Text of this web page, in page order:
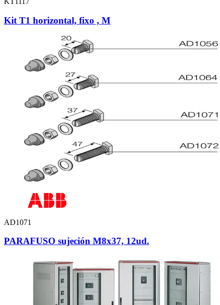
Kit T1 horizontal, fixo , M
AD1071
PARAFUSO sujeción M8x37, 12ud.